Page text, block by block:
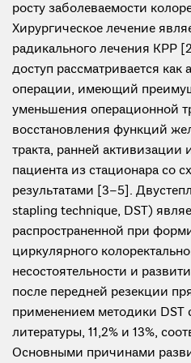
росту заболеваемости
Хирургическое лечение
радикального лечения КРР
доступ рассматривается как
операции, имеющий
уменьшения операционной
восстановления функций
тракта, ранней активизации
пациента из стационара со
результатами [3–5].
stapling technique, DST)
распространенной при
циркулярного
несостоятельности и
после передней резекции
применением методики DST
литературы, 11,2% и 13%,
Основными причинами